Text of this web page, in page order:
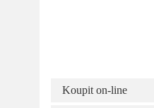
Koupit on-line